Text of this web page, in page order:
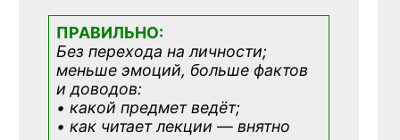
ПРАВИЛЬНО:
Без перехода на личности;
меньше эмоций, больше фактов
и доводов:
• какой предмет ведёт;
• как читает лекции — внятно